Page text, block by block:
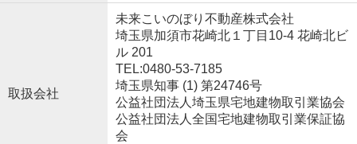
取扱会社
未来こいのぼり不動産株式会社
埼玉県加須市花崎北１丁目10-4 花崎北ビ
ル 201
TEL:0480-53-7185
埼玉県知事 (1) 第24746号
公益社団法人埼玉県宅地建物取引業協会
公益社団法人全国宅地建物取引業保証協
会